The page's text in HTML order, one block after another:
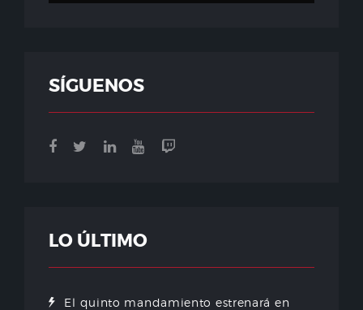
SÍGUENOS
LO ÚLTIMO
El quinto mandamiento estrenará en